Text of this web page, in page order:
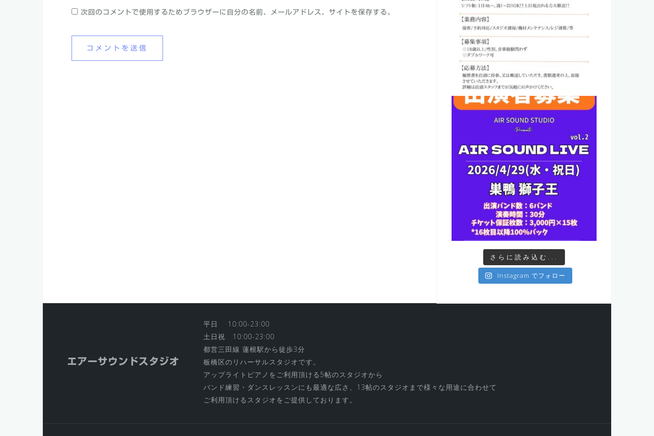
次回のコメントで使用するためブラウザーに自分の名前、メールアドレス、サイトを保存する。
さらに読み込む...
Instagram でフォロー
エアーサウンドスタジオ
平日 10:00-23:00
土日祝 10:00-23:00
都営三田線 蓮根駅から徒歩3分
板橋区のリハーサルスタジオです。
アップライトピアノをご利用頂ける5帖のスタジオから
バンド練習・ダンスレッスンにも最適な広さ、13帖のスタジオまで様々な用途に合わせて
ご利用頂けるスタジオをご提供しております。